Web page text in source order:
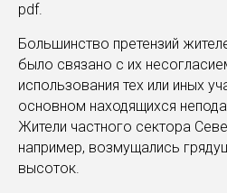
pdf.
Большинство претензий
было связано с их
использования тех или иных
основном находящихся
Жители частного сектора
например, возмущались
высоток.